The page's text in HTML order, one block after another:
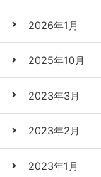
2026年1月
2025年10月
2023年3月
2023年2月
2023年1月